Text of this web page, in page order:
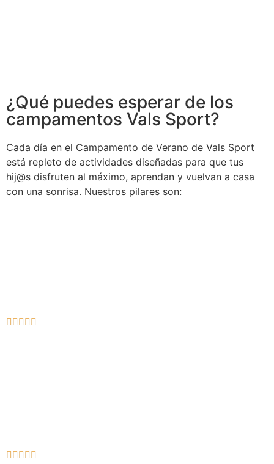
¿Qué puedes esperar de los
campamentos Vals Sport?
Cada día en el Campamento de Verano de Vals Sport
está repleto de actividades diseñadas para que tus
hij@s disfruten al máximo, aprendan y vuelvan a casa
con una sonrisa. Nuestros pilares son: